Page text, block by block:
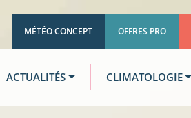
MÉTÉO CONCEPT OFFRES PRO
ACTUALITÉS CLIMATOLOGIE